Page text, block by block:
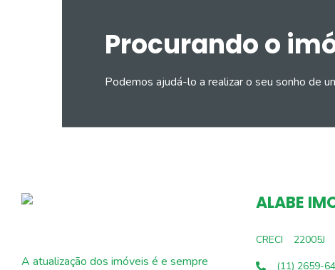
Procurando o
Podemos ajudá-lo a realizar o seu sonho de
A atualização dos imóveis é e sempre
ALABE
CRECI
22005J
(11) 2659-